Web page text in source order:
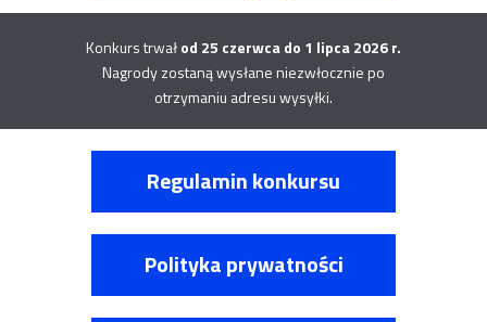
Konkurs trwałod 25 czerwca do 1 lipca 2026 r.
Nagrody zostaną wysłane niezwłocznie po
otrzymaniu adresu wysyłki.
Regulamin konkursu
Polityka prywatności